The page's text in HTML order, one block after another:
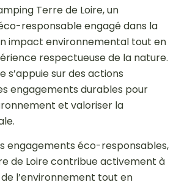
Terre de Loire, un
responsable engagé dans la
impact environnemental tout en
respectueuse de la nature.
s’appuie sur des actions
engagements durables pour
et valoriser la
engagements éco-responsables,
de Loire contribue activement à
l’environnement tout en